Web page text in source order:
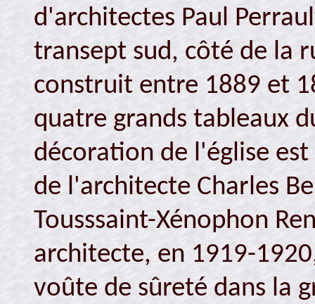
d'architectes Paul
transept sud, côté de la
construit entre 1889 et
quatre grands tableaux
décoration de l'église
de l'architecte Charles
Tousssaint-Xénophon
architecte, en 1919-
voûte de sûreté dans la